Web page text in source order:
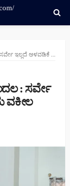
: ಹಿರಿಯ ವಕೀಲ ಎ.ಎಂ.ಭಾಸ್ಕರ್ ಬೇಸರ
: ಸರ್ವೇ
ವಕೀಲ